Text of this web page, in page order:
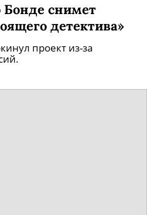
снимет
детектива»
проект из-за